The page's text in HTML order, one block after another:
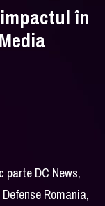
în
parte DC News,
Romania,